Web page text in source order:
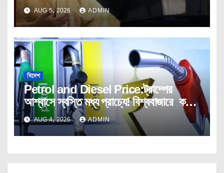
AUG 5, 2026 ADMIN
বিদেশ
Petrol and Diesel Price:ট্রাম্পের
আশ্বাসে স্বস্তি মধ্য প্রাচ্যে! বিশ্ববাজারে কমছে
তেলের দাম।
AUG 4, 2026 ADMIN